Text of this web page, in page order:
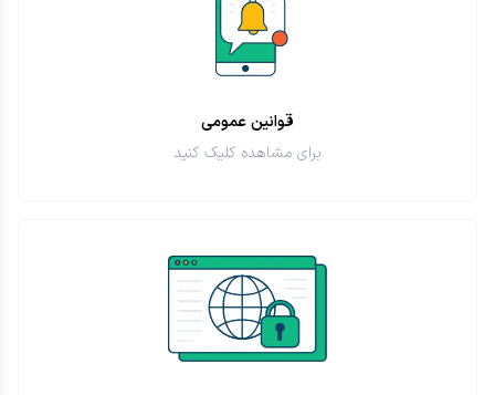
قوانین عمومی
برای مشاهده کلیک کنید